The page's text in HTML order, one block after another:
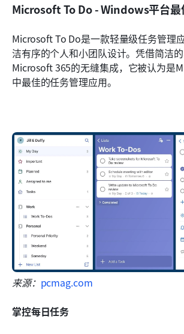
Microsoft To Do - Windows平台最
Microsoft To Do是一款轻量级任务管理
洁有序的个人和小团队设计。凭借简洁
Microsoft 365的无缝集成，它被认为是
中最佳的任务管理应用。
来源： pcmag.com
掌控每日任务